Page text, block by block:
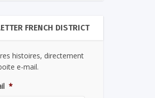
FRENCH DISTRICT
histoires, directement
e-mail.
*